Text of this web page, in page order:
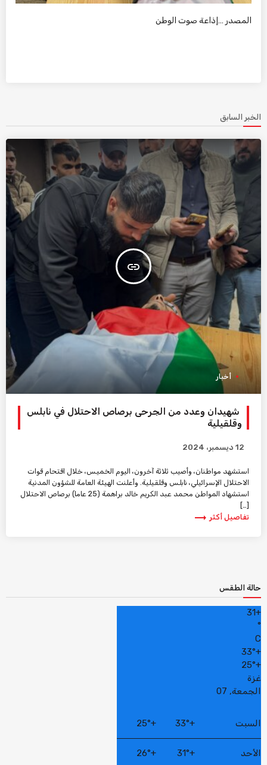
المصدر …إذاعة صوت الوطن
الخبر السابق
insert_link
أخبار
شهيدان وعدد من الجرحى برصاص الاحتلال في نابلس
وقلقيلية
12 ديسمبر، 2024
استشهد مواطنان، وأصيب ثلاثة آخرون، اليوم الخميس، خلال اقتحام قوات
الاحتلال الإسرائيلي، نابلس وقلقيلية. وأعلنت الهيئة العامة للشؤون المدنية
استشهاد المواطن محمد عبد الكريم خالد براهمة (25 عاما) برصاص الاحتلال
[…]
تفاصيل أكثر trending_flat
حالة الطقس
+
31
°
C
+
33°
+
25°
غزة
الجمعة, 07
السبت +
33°
+
25°
الأحد +
31°
+
26°